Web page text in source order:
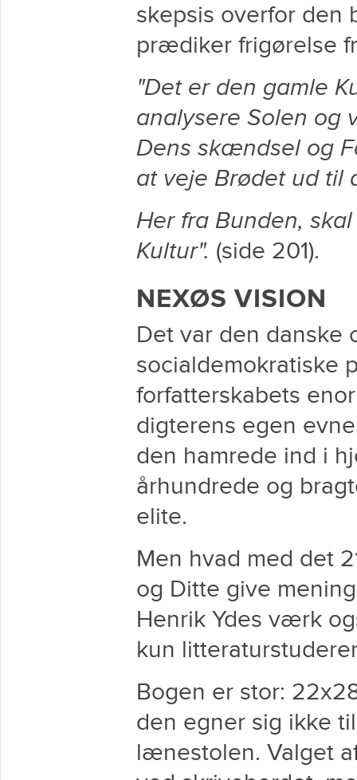
skepsis overfor den
prædiker frigørelse
"Det er den gamle
analysere Solen og
Dens skændsel og
at veje Brødet ud til
Her fra Bunden,
Kultur". (side 201).
NEXØS VISION
Det var den danske
socialdemokratiske
forfatterskabets
digterens egen
den hamrede ind i
århundrede og
elite.
Men hvad med det
og Ditte give
Henrik Ydes værk
kun
Bogen er stor:
den egner sig ikke
lænestolen. Valget